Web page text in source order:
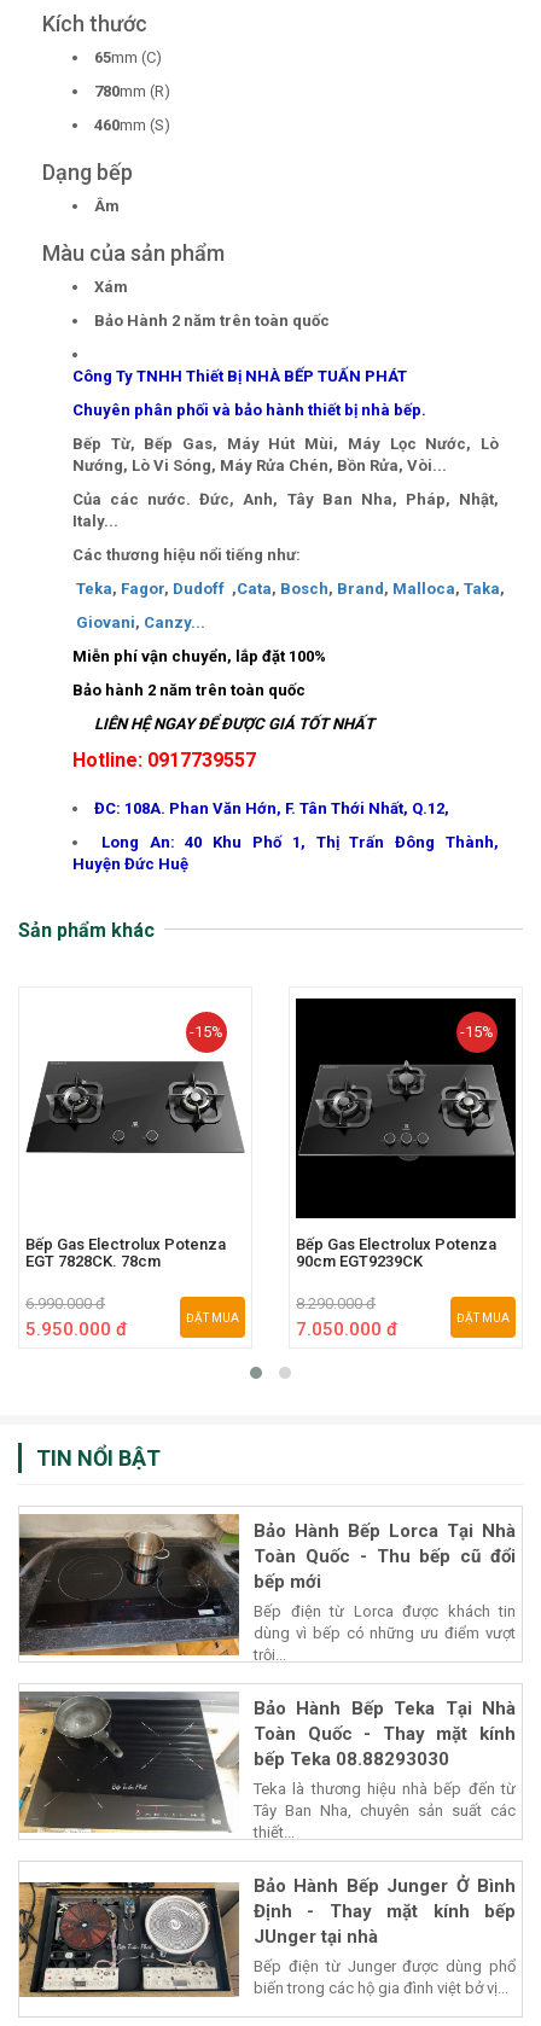
Kích thước
65mm (C)
780mm (R)
460mm (S)
Dạng bếp
Âm
Màu của sản phẩm
Xám
Bảo Hành 2 năm trên toàn quốc
Công Ty TNHH Thiết Bị NHÀ BẾP TUẤN PHÁT
Chuyên phân phối và bảo hành thiết bị nhà bếp.
Bếp Từ, Bếp Gas, Máy Hút Mùi, Máy Lọc Nước, Lò
Nướng, Lò Vi Sóng, Máy Rửa Chén, Bồn Rửa, Vòi...
Của các nước. Đức, Anh, Tây Ban Nha, Pháp, Nhật,
Italy...
Các thương hiệu nổi tiếng như:
Teka, Fagor, Dudoff ,Cata, Bosch, Brand , Malloca, Taka,
Giovani, Canzy...
Miễn phí vận chuyển, lắp đặt 100%
Bảo hành 2 năm trên toàn quốc
LIÊN HỆ NGAY ĐỂ ĐƯỢC GIÁ TỐT NHẤT
Hotline: 0917739557
ĐC: 108A. Phan Văn Hớn, F. Tân Thới Nhất, Q.12,
Long An: 40 Khu Phố 1, Thị Trấn Đông Thành,
Huyện Đức Huệ
Sản phẩm khác
-15%
Bếp Gas Electrolux Potenza
EGT 7828CK. 78cm
6.990.000 đ
5.950.000 đ
ĐẶT MUA
-15%
Bếp Gas Electrolux Potenza
90cm EGT9239CK
8.290.000 đ
7.050.000 đ
ĐẶT MUA
TIN NỔI BẬT
Bảo Hành Bếp Lorca Tại Nhà
Toàn Quốc - Thu bếp cũ đổi
bếp mới
Bếp điện từ Lorca được khách tin
dùng vì bếp có những ưu điểm vượt
trội...
Bảo Hành Bếp Teka Tại Nhà
Toàn Quốc - Thay mặt kính
bếp Teka 08.88293030
Teka là thương hiệu nhà bếp đến từ
Tây Ban Nha, chuyên sản suất các
thiết...
Bảo Hành Bếp Junger Ở Bình
Định - Thay mặt kính bếp
JUnger tại nhà
Bếp điện từ Junger được dùng phổ
biến trong các hộ gia đình việt bở vị...